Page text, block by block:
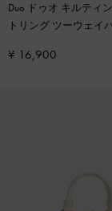
Duo ドゥオ キルティ
トリング ツーウェイ
¥ 16,900